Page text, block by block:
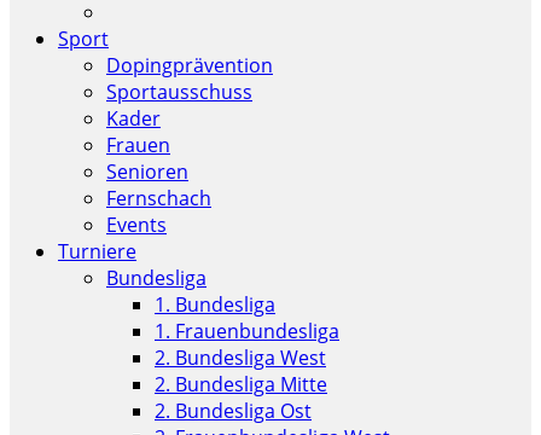
Sport
Dopingprävention
Sportausschuss
Kader
Frauen
Senioren
Fernschach
Events
Turniere
Bundesliga
1. Bundesliga
1. Frauenbundesliga
2. Bundesliga West
2. Bundesliga Mitte
2. Bundesliga Ost